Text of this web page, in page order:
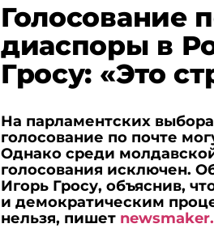
Голосование
диаспоры в
Гросу: «Это
На парламентских
голосование по почте
Однако среди
голосования исключен.
Игорь Гросу, объяснив,
и демократическим
нельзя, пишет